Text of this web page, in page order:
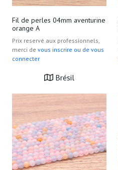
Fil de perles 04mm aventurine
orange A
Prix reservé aux professionnels,
merci de vous inscrire ou de vous
connecter
Brésil